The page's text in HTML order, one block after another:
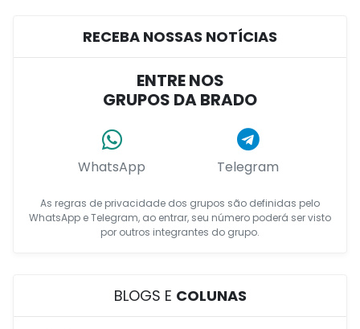
RECEBA NOSSAS NOTÍCIAS
ENTRE NOS
GRUPOS DA BRADO
WhatsApp Telegram
As regras de privacidade dos grupos são definidas pelo
WhatsApp e Telegram, ao entrar, seu número poderá ser visto
por outros integrantes do grupo.
BLOGS E COLUNAS